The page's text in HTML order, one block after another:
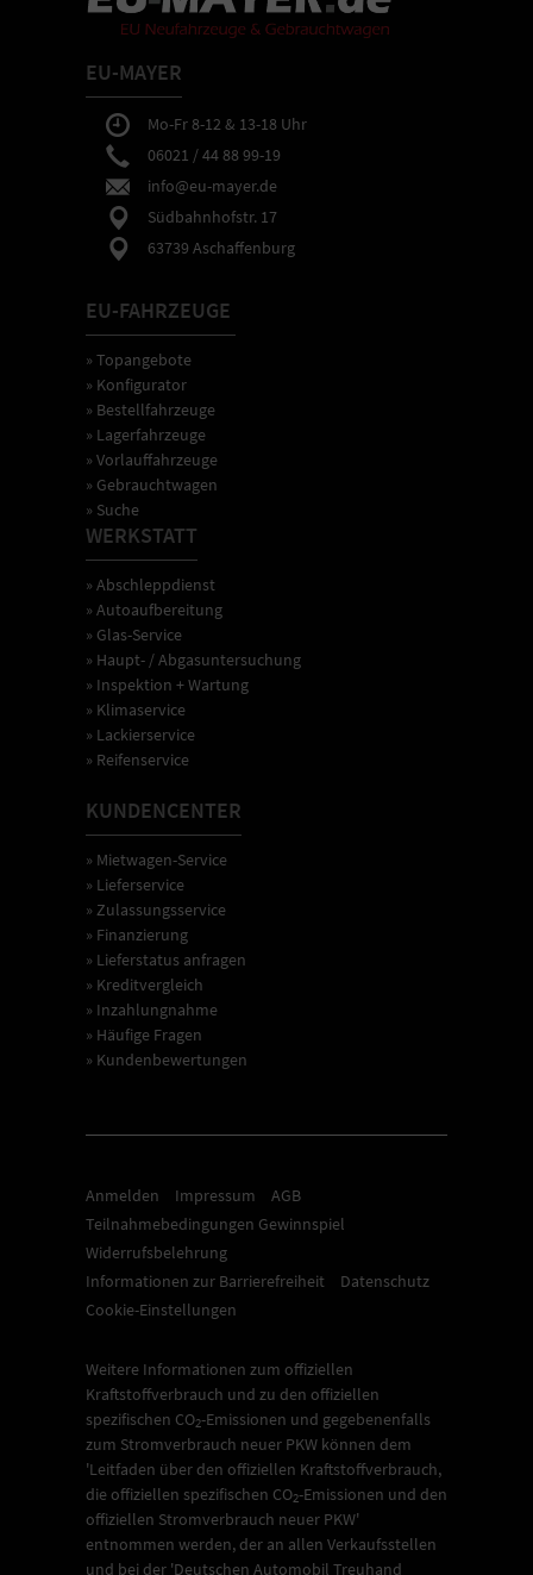
EU-MAYER
Mo-Fr 8-12 & 13-18 Uhr
06021 / 44 88 99-19
info@eu-mayer.de
Südbahnhofstr. 17
63739 Aschaffenburg
EU-FAHRZEUGE
» Topangebote
» Konfigurator
» Bestellfahrzeuge
» Lagerfahrzeuge
» Vorlauffahrzeuge
» Gebrauchtwagen
» Suche
WERKSTATT
» Abschleppdienst
» Autoaufbereitung
» Glas-Service
» Haupt- / Abgasuntersuchung
» Inspektion + Wartung
» Klimaservice
» Lackierservice
» Reifenservice
KUNDENCENTER
» Mietwagen-Service
» Lieferservice
» Zulassungsservice
» Finanzierung
» Lieferstatus anfragen
» Kreditvergleich
» Inzahlungnahme
» Häufige Fragen
» Kundenbewertungen
Anmelden Impressum
AGB
Teilnahmebedingungen Gewinnspiel
Widerrufsbelehrung
Informationen zur Barrierefreiheit
Datenschutz
Cookie-Einstellungen
Weitere Informationen zum offiziellen
Kraftstoffverbrauch und zu den offiziellen
spezifischen CO2-Emissionen und gegebenenfalls
zum Stromverbrauch neuer PKW können dem
'Leitfaden über den offiziellen Kraftstoffverbrauch,
die offiziellen spezifischen CO2-Emissionen und den
offiziellen Stromverbrauch neuer PKW'
entnommen werden, der an allen Verkaufsstellen
und bei der 'Deutschen Automobil Treuhand